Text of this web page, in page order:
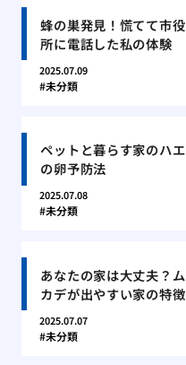
蜂の巣発見！慌てて市役
所に電話した私の体験
2025.07.09
未分類
ペットと暮らす家のハエ
の卵予防法
2025.07.08
未分類
あなたの家は大丈夫？ム
カデが出やすい家の特徴
2025.07.07
未分類